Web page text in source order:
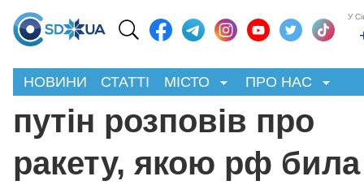
У
НОВИНИ СТАТТІ МІСТО ПРО НАС
путін розповів про
ракету, якою рф